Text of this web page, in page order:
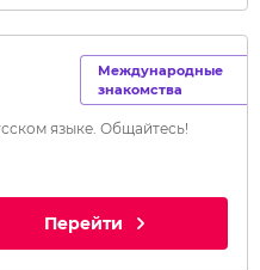
Международные
знакомства
языке. Общайтесь!
Перейти